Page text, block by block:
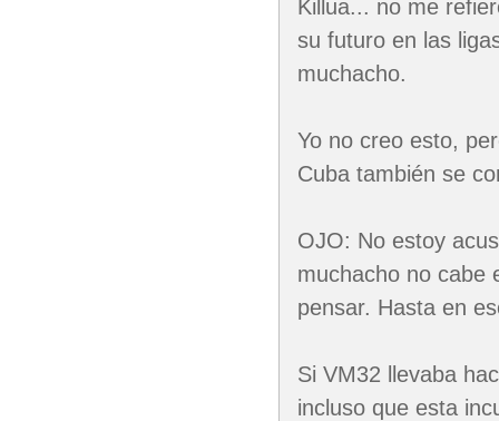
Killua... no me
su futuro en las
muchacho.
Yo no creo esto,
Cuba también se
OJO: No estoy
muchacho no cabe
pensar. Hasta en
Si VM32 llevaba
incluso que esta